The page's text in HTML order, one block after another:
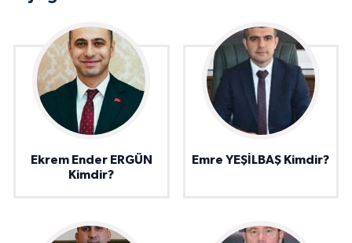
Ekrem Ender ERGÜN
Kimdir?
Emre YEŞİLBAŞ Kimdir?